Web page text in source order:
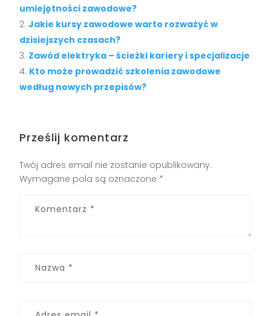
umiejętności zawodowe?
Jakie kursy zawodowe warto rozważyć w
dzisiejszych czasach?
Zawód elektryka – ścieżki kariery i specjalizacje
Kto może prowadzić szkolenia zawodowe
według nowych przepisów?
Prześlij komentarz
Twój adres email nie zostanie opublikowany.
Wymagane pola są oznaczone *